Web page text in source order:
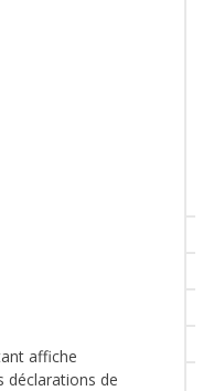
affiche
déclarations de